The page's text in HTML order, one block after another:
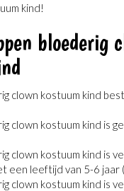
kind!
bloederig
clown kostuum kind
clown kostuum kind is
clown kostuum kind is
een leeftijd van 5-6 jaar
clown kostuum kind is